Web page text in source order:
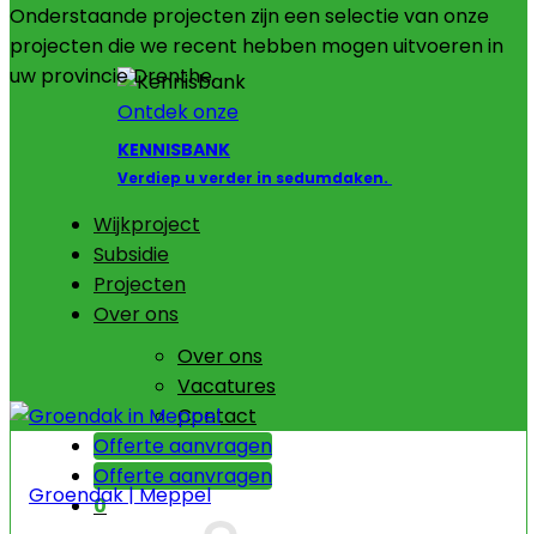
Ontdek onze
KENNISBANK
Verdiep u verder in sedumdaken.
Wijkproject
Subsidie
Projecten
Over ons
Over ons
Vacatures
Contact
Offerte aanvragen
Offerte aanvragen
0
Onderstaande projecten zijn een selectie van onze
projecten die we recent hebben mogen uitvoeren in
uw provincie Drenthe.
Groendak | Meppel